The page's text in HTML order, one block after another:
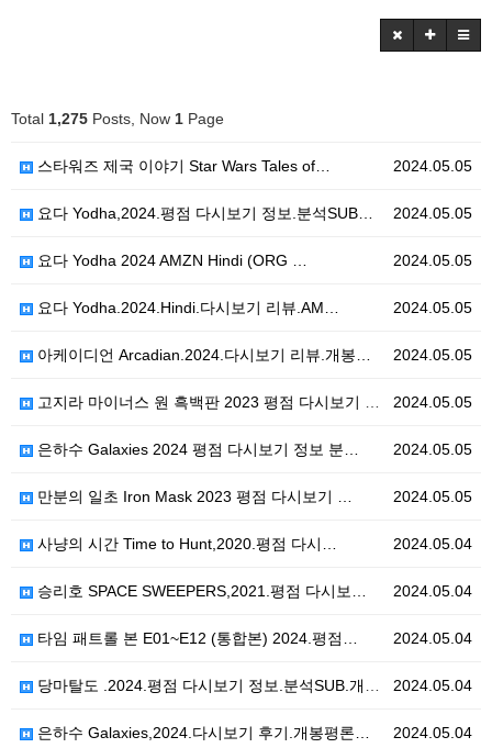
Total 1,275 Posts, Now 1 Page
2024.05.05
스타워즈 제국 이야기 Star Wars Tales of…
2024.05.05
요다 Yodha,2024.평점 다시보기 정보.분석SUB…
2024.05.05
요다 Yodha 2024 AMZN Hindi (ORG …
2024.05.05
요다 Yodha.2024.Hindi.다시보기 리뷰.AM…
2024.05.05
아케이디언 Arcadian.2024.다시보기 리뷰.개봉…
2024.05.05
고지라 마이너스 원 흑백판 2023 평점 다시보기 정보…
2024.05.05
은하수 Galaxies 2024 평점 다시보기 정보 분…
2024.05.05
만분의 일초 Iron Mask 2023 평점 다시보기 …
2024.05.04
사냥의 시간 Time to Hunt,2020.평점 다시…
2024.05.04
승리호 SPACE SWEEPERS,2021.평점 다시보…
2024.05.04
타임 패트롤 본 E01~E12 (통합본) 2024.평점…
2024.05.04
당마탈도 .2024.평점 다시보기 정보.분석SUB.개봉…
2024.05.04
은하수 Galaxies,2024.다시보기 후기.개봉평론…